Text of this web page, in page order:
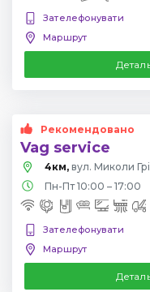
Зателефонувати
Маршрут
Рекомендовано
Vag service
4км, вул. Миколи
Пн-Пт 10:00 – 17:00
Зателефонувати
Маршрут